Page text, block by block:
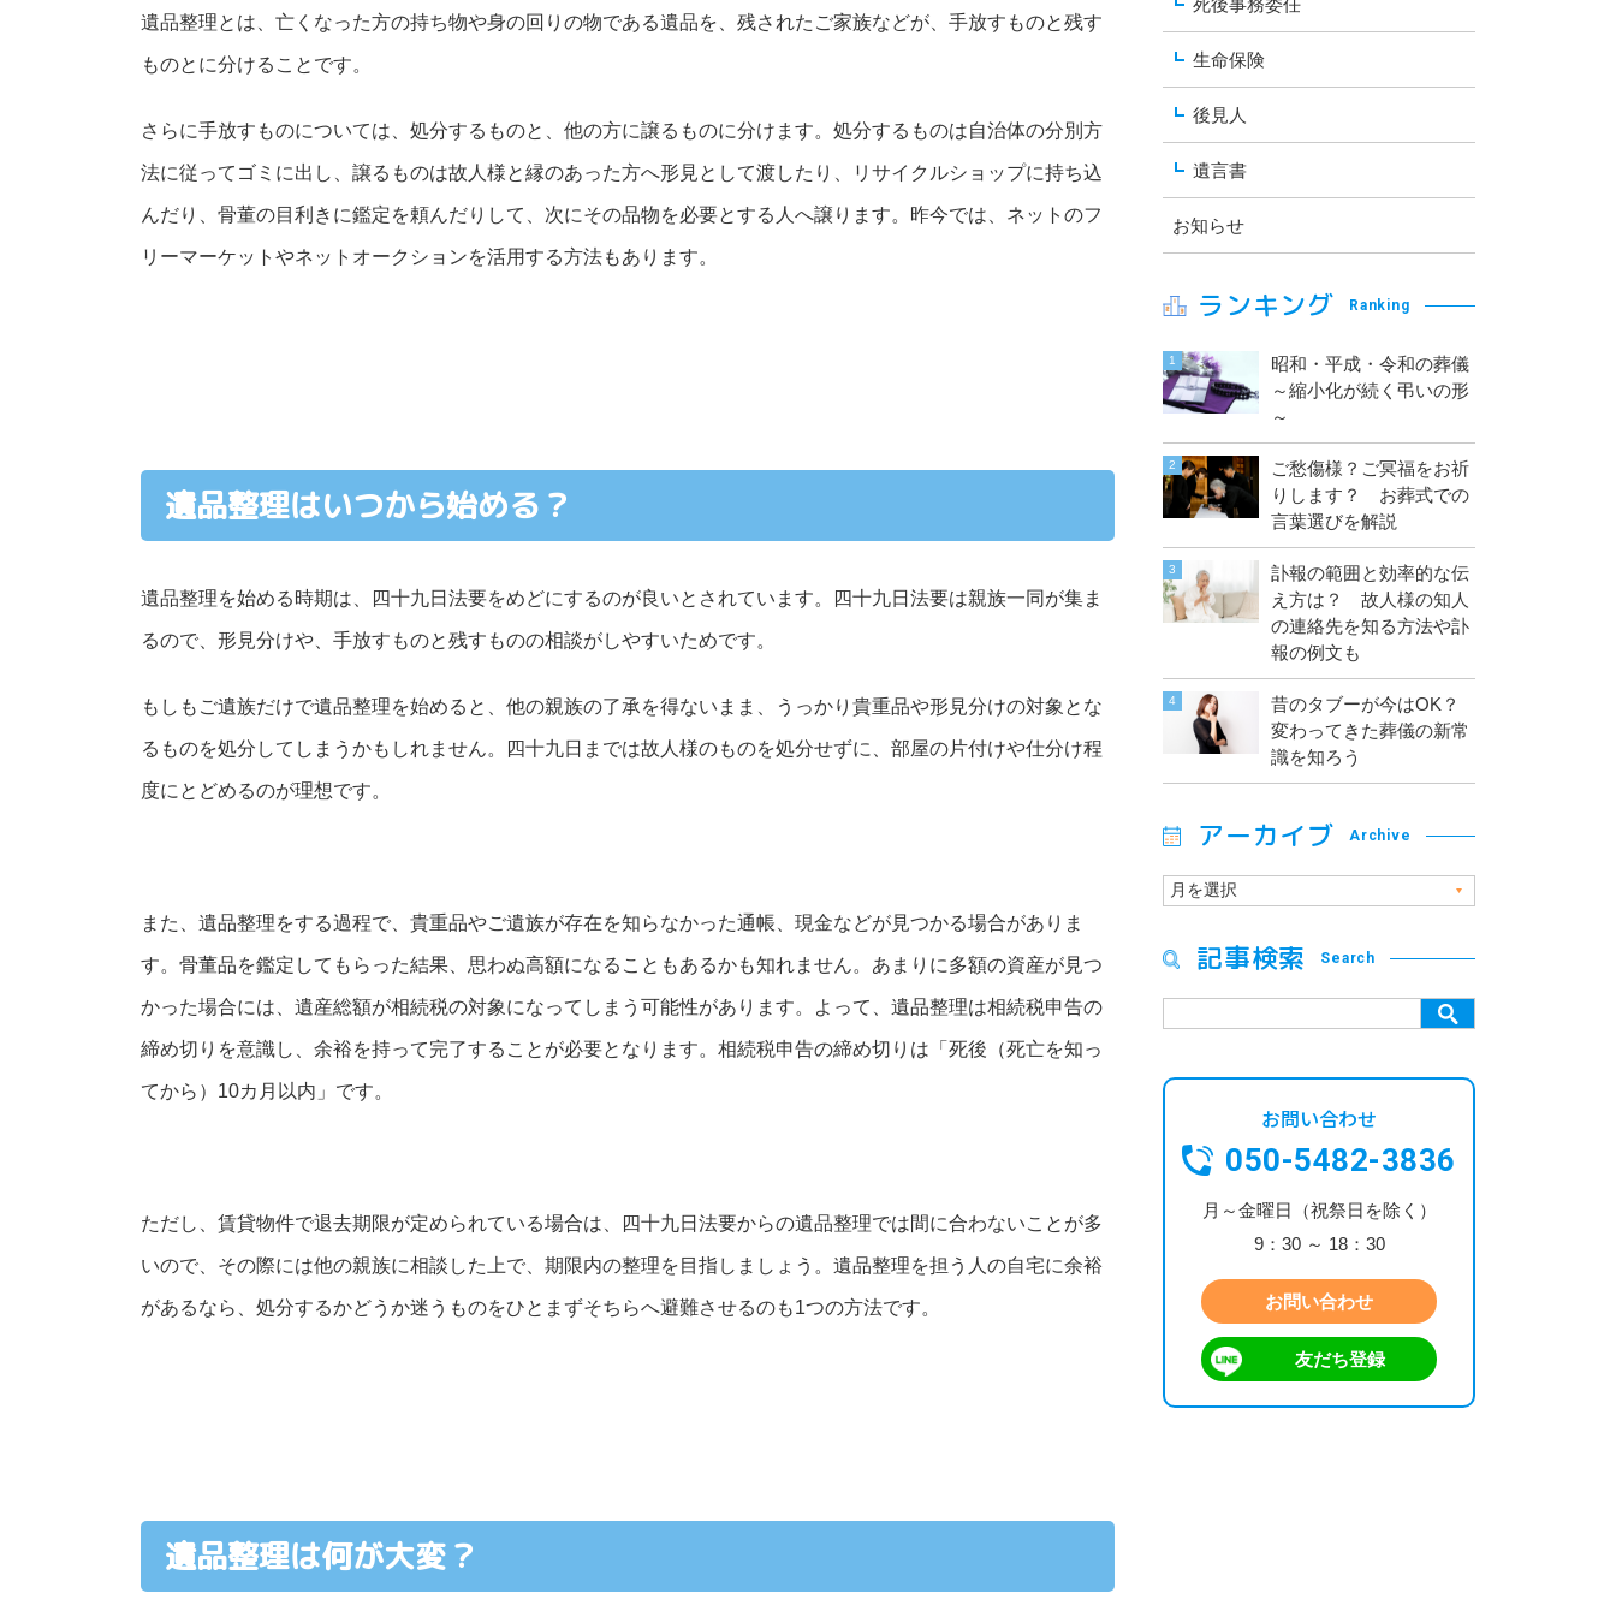
遺品整理とは、亡くなった方の持ち物や身の回りの物である遺品を、残されたご家族などが、手放すものと残す
ものとに分けることです。
さらに手放すものについては、処分するものと、他の方に譲るものに分けます。処分するものは自治体の分別方
法に従ってゴミに出し、譲るものは故人様と縁のあった方へ形見として渡したり、リサイクルショップに持ち込
んだり、骨董の目利きに鑑定を頼んだりして、次にその品物を必要とする人へ譲ります。昨今では、ネットのフ
リーマーケットやネットオークションを活用する方法もあります。
遺品整理はいつから始める？
遺品整理を始める時期は、四十九日法要をめどにするのが良いとされています。四十九日法要は親族一同が集ま
るので、形見分けや、手放すものと残すものの相談がしやすいためです。
もしもご遺族だけで遺品整理を始めると、他の親族の了承を得ないまま、うっかり貴重品や形見分けの対象とな
るものを処分してしまうかもしれません。四十九日までは故人様のものを処分せずに、部屋の片付けや仕分け程
度にとどめるのが理想です。
また、遺品整理をする過程で、貴重品やご遺族が存在を知らなかった通帳、現金などが見つかる場合がありま
す。骨董品を鑑定してもらった結果、思わぬ高額になることもあるかも知れません。あまりに多額の資産が見つ
かった場合には、遺産総額が相続税の対象になってしまう可能性があります。よって、遺品整理は相続税申告の
締め切りを意識し、余裕を持って完了することが必要となります。相続税申告の締め切りは「死後（死亡を知っ
てから）10カ月以内」です。
ただし、賃貸物件で退去期限が定められている場合は、四十九日法要からの遺品整理では間に合わないことが多
いので、その際には他の親族に相談した上で、期限内の整理を目指しましょう。遺品整理を担う人の自宅に余裕
があるなら、処分するかどうか迷うものをひとまずそちらへ避難させるのも1つの方法です。
遺品整理は何が大変？
死後事務委任
生命保険
後見人
遺言書
お知らせ
ランキング Ranking
昭和・平成・令和の葬儀
～縮小化が続く弔いの形
～
ご愁傷様？ご冥福をお祈
りします？ お葬式での
言葉選びを解説
訃報の範囲と効率的な伝
え方は？ 故人様の知人
の連絡先を知る方法や訃
報の例文も
昔のタブーが今はOK？
変わってきた葬儀の新常
識を知ろう
アーカイブ Archive
記事検索 Search
お問い合わせ
050-5482-3836
月～金曜日（祝祭日を除く）
9：30 ～ 18：30
お問い合わせ
友だち登録